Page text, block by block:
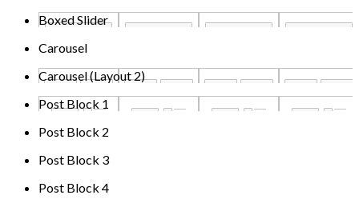
Boxed Slider
Carousel
Carousel (Layout 2)
Post Block 1
Post Block 2
Post Block 3
Post Block 4